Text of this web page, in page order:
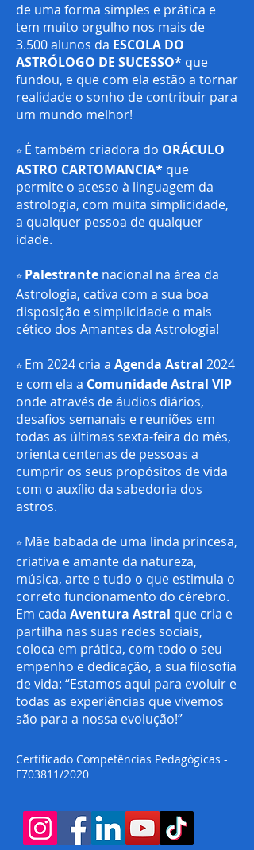
de uma forma simples e prática e
tem muito orgulho nos mais de
3.500 alunos da ESCOLA DO
ASTRÓLOGO DE SUCESSO* que
fundou, e que com ela estão a tornar
realidade o sonho de contribuir para
um mundo melhor!
⭐️ É também criadora do ORÁCULO
ASTRO CARTOMANCIA* que
permite o acesso à linguagem da
astrologia, com muita simplicidade,
a qualquer pessoa de qualquer
idade.
⭐️ Palestrante nacional na área da
Astrologia, cativa com a sua boa
disposição e simplicidade o mais
cético dos Amantes da Astrologia!
⭐️ Em 2024 cria a Agenda Astral 2024
e com ela a Comunidade Astral VIP
onde através de áudios diários,
desafios semanais e reuniões em
todas as últimas sexta-feira do mês,
orienta centenas de pessoas a
cumprir os seus propósitos de vida
com o auxílio da sabedoria dos
astros.
⭐️ Mãe babada de uma linda princesa,
criativa e amante da natureza,
música, arte e tudo o que estimula o
correto funcionamento do cérebro.
Em cada Aventura Astral que cria e
partilha nas suas redes sociais,
coloca em prática, com todo o seu
empenho e dedicação, a sua filosofia
de vida: “Estamos aqui para evoluir e
todas as experiências que vivemos
são para a nossa evolução!”
Certificado Competências Pedagógicas -
F703811/2020